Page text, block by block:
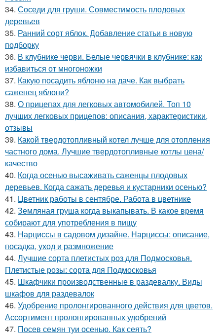
34. Соседи для груши. Совместимость плодовых
деревьев
35. Ранний сорт яблок. Добавление статьи в новую
подборку
36. В клубнике черви. Белые червячки в клубнике: как
избавиться от многоножки
37. Какую посадить яблоню на даче. Как выбрать
саженец яблони?
38. О прицепах для легковых автомобилей. Топ 10
лучших легковых прицепов: описания, характеристики,
отзывы
39. Какой твердотопливный котел лучше для отопления
частного дома. Лучшие твердотопливные котлы цена/
качество
40. Когда осенью высаживать саженцы плодовых
деревьев. Когда сажать деревья и кустарники осенью?
41. Цветник работы в сентябре. Работа в цветнике
42. Земляная груша когда выкапывать. В какое время
собирают для употребления в пищу
43. Нарциссы в садовом дизайне. Нарциссы: описание,
посадка, уход и размножение
44. Лучшие сорта плетистых роз для Подмосковья.
Плетистые розы: сорта для Подмосковья
45. Шкафчики производственные в раздевалку. Виды
шкафов для раздевалок
46. Удобрение пролонгированного действия для цветов.
Ассортимент пролонгированных удобрений
47. Посев семян туи осенью. Как сеять?